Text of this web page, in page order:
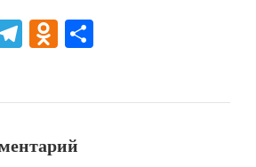
Telegram
Odnoklassniki